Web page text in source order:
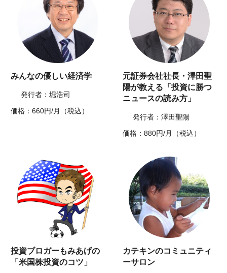
みんなの優しい経済学
発行者：堀浩司
価格：660円/月（税込）
元証券会社社長・澤田聖
陽が教える「投資に勝つ
ニュースの読み方」
発行者：澤田聖陽
価格：880円/月（税込）
投資ブロガーもみあげの
「米国株投資のコツ」
カテキンのコミュニティ
ーサロン